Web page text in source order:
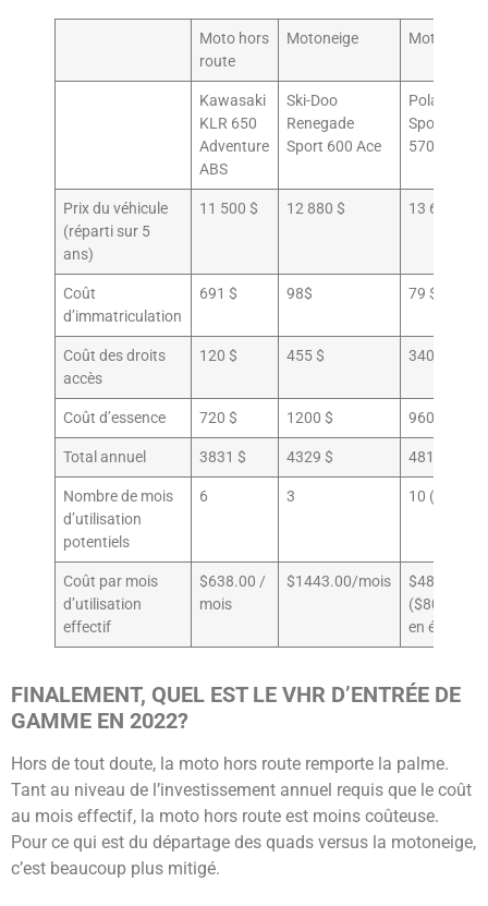
Moto hors
route
Motoneige Motoquad
Kawasaki
KLR 650
Adventure
ABS
Ski-Doo
Renegade
Sport 600 Ace
Polaris
Sportsman
570 Trail
Prix du véhicule
(réparti sur 5
ans)
11 500 $ 12 880 $ 13 683 $
Coût
d’immatriculation
691 $ 98$ 79 $
Coût des droits
accès
120 $ 455 $ 340 $
Coût d’essence 720 $ 1200 $ 960 $
Total annuel 3831 $ 4329 $ 4816 $
Nombre de mois
d’utilisation
potentiels
6 3 10 (6 mois
Coût par mois
d’utilisation
effectif
$638.00 /
mois
$1443.00/mois
$481.00/
($803.00/
en été)
FINALEMENT, QUEL EST LE VHR D’ENTRÉE DE
GAMME EN 2022?
Hors de tout doute, la moto hors route remporte la palme.
Tant au niveau de l’investissement annuel requis que le coût
au mois effectif, la moto hors route est moins coûteuse.
Pour ce qui est du départage des quads versus la motoneige,
c’est beaucoup plus mitigé.